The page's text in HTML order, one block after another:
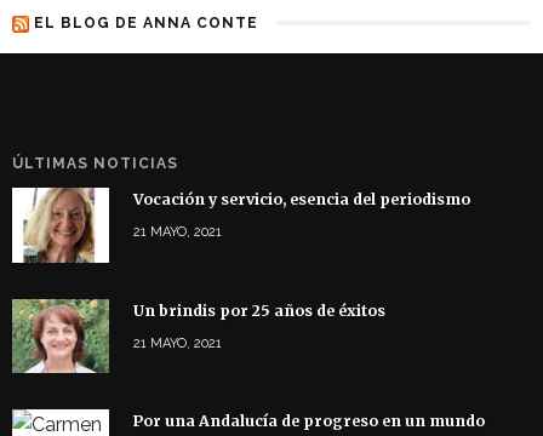
EL BLOG DE ANNA CONTE
ÚLTIMAS NOTICIAS
Vocación y servicio, esencia del periodismo
21 MAYO, 2021
Un brindis por 25 años de éxitos
21 MAYO, 2021
Por una Andalucía de progreso en un mundo